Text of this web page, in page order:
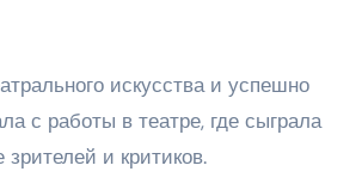
искусства и успешно
с работы в театре, где сыграла
и критиков.